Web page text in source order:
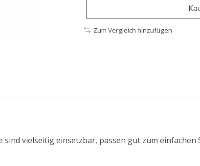
Zum Vergleich hinzufügen
sind vielseitig einsetzbar, passen gut zum